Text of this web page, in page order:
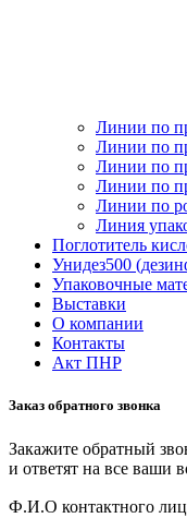
Линии по
Линии по
Линии по
Линии по
Линии по
Линия
Поглотитель
Унидез500
Упаковочные
Выставки
О компании
Контакты
Акт ПНР
Заказ обратного звонка
Закажите обратный
и ответят на все ваши
Ф.И.О контактного